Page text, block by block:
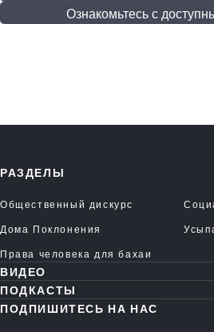
Ознакомьтесь с
РАЗДЕЛЫ
Общественный дискурс
Дома Поклонения
Права человека для бахаи
ВИДЕО
ПОДКАСТЫ
ПОДПИШИТЕСЬ НА НАС